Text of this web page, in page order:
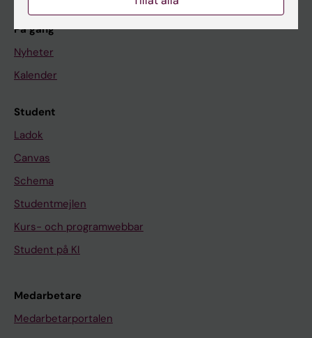
På gång
Nyheter
Kalender
Student
Ladok
Canvas
Schema
Studentmejlen
Kurs- och programwebbar
Student på KI
Medarbetare
Medarbetarportalen